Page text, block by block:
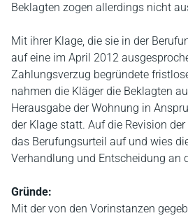
Beklagten zogen allerdings nicht
Mit ihrer Klage, die sie in der
auf eine im April 2012
Zahlungsverzug begründete
nahmen die Kläger die Beklagten
Herausgabe der Wohnung in
der Klage statt. Auf die Revision
das Berufungsurteil auf und wies
Verhandlung und Entscheidung an
Gründe:
Mit der von den Vorinstanzen